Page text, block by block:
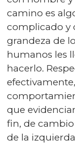
camino es
complicado y
grandeza de
humanos les
hacerlo.
que
fin, de
de la